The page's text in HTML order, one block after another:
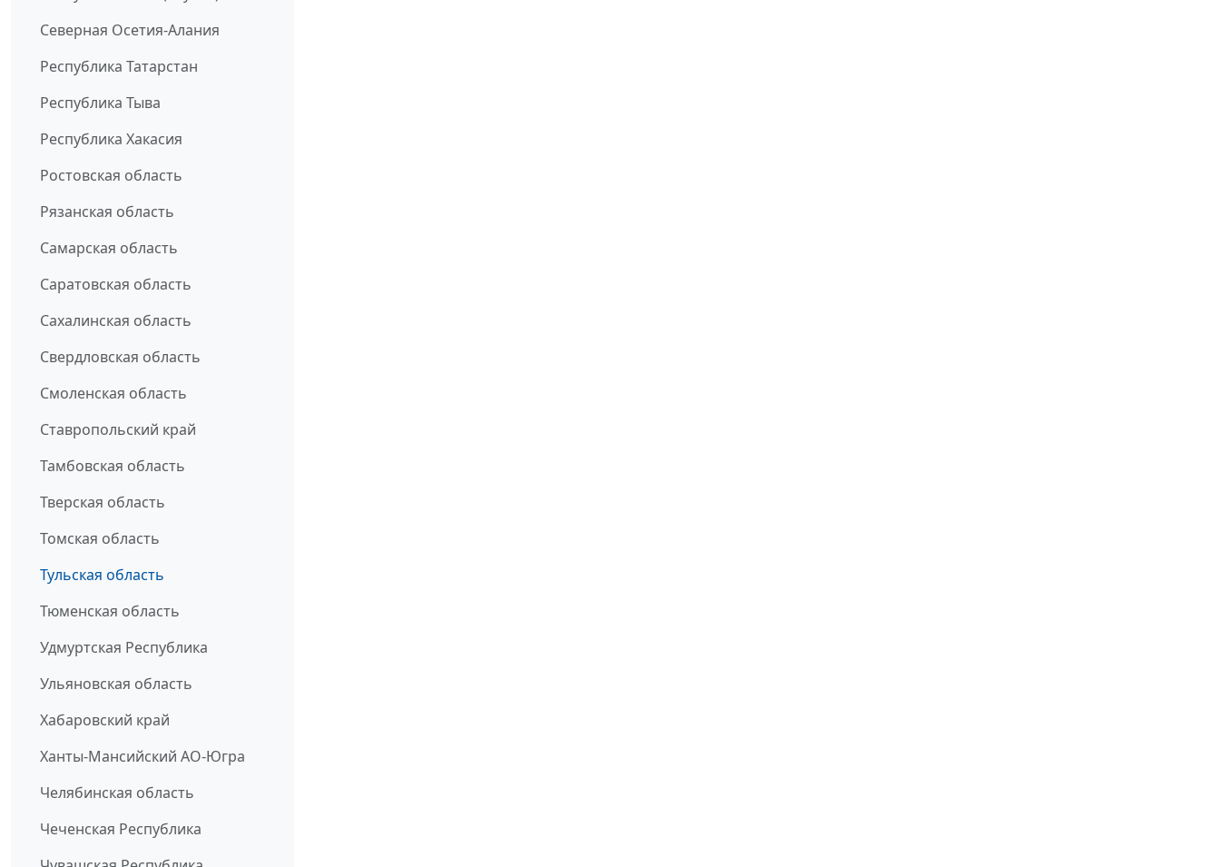
Северная Осетия-Алания
Республика Татарстан
Республика Тыва
Республика Хакасия
Ростовская область
Рязанская область
Самарская область
Саратовская область
Сахалинская область
Свердловская область
Смоленская область
Ставропольский край
Тамбовская область
Тверская область
Томская область
Тульская область
Тюменская область
Удмуртская Республика
Ульяновская область
Хабаровский край
Ханты-Мансийский АО-Югра
Челябинская область
Чеченская Республика